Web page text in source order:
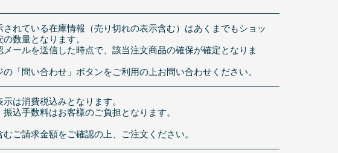
れている在庫情報（売り切れの表示含む）はあくまでもショッ
数量となります。
ールを送信した時点で、該当注文商品の確保が確定となりま
「問い合わせ」ボタンをご利用の上お問い合わせください。
は消費税込みとなります。
込手数料はお客様のご負担となります。
ご請求金額をご確認の上、ご注文ください。